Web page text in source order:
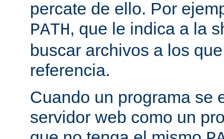
percate de ello. Por
PATH, que le indica a la
buscar archivos a los
referencia.
Cuando un programa se
servidor web como un